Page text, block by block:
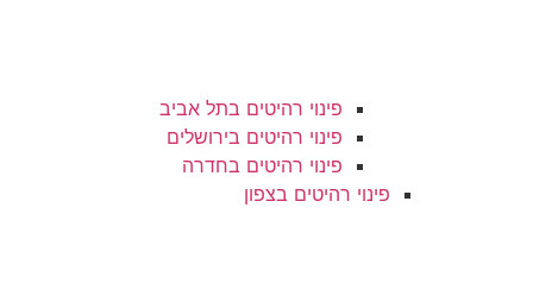
פינוי רהיטים בתל אביב
פינוי רהיטים בירושלים
פינוי רהיטים בחדרה
פינוי רהיטים בצפון